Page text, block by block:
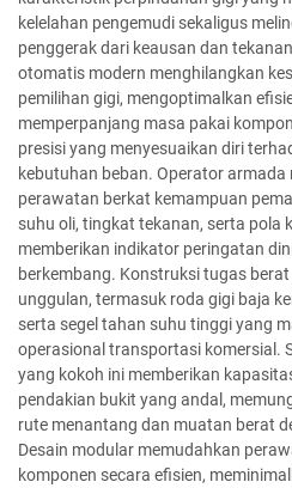
kelelahan pengemudi sekaligus
penggerak dari keausan dan
otomatis modern menghilangkan
pemilihan gigi, mengoptimalkan
memperpanjang masa pakai
presisi yang menyesuaikan diri
kebutuhan beban. Operator
perawatan berkat kemampuan
suhu oli, tingkat tekanan, serta pola
memberikan indikator peringatan
berkembang. Konstruksi tugas
unggulan, termasuk roda gigi baja
serta segel tahan suhu tinggi yang
operasional transportasi komersial.
yang kokoh ini memberikan
pendakian bukit yang andal,
rute menantang dan muatan berat
Desain modular memudahkan
komponen secara efisien,